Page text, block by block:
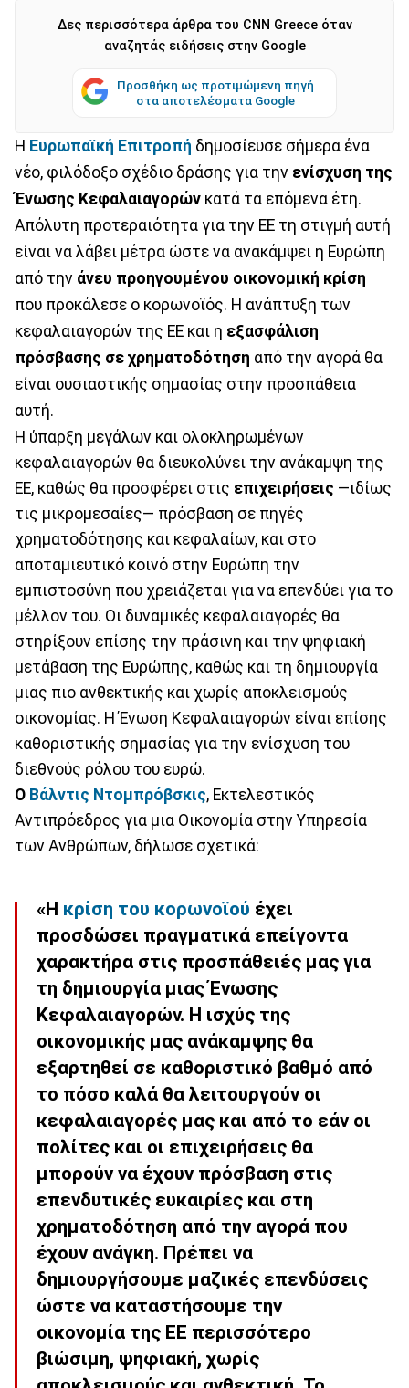
Δες περισσότερα άρθρα του CNN Greece όταν
αναζητάς ειδήσεις στην Google
Προσθήκη ως προτιμώμενη πηγή
στα αποτελέσματα Google
Η Ευρωπαϊκή Επιτροπή δημοσίευσε σήμερα ένα
νέο, φιλόδοξο σχέδιο δράσης για την ενίσχυση της
Ένωσης Κεφαλαιαγορών κατά τα επόμενα έτη.
Απόλυτη προτεραιότητα για την ΕΕ τη στιγμή αυτή
είναι να λάβει μέτρα ώστε να ανακάμψει η Ευρώπη
από την άνευ προηγουμένου οικονομική κρίση
που προκάλεσε ο κορωνοϊός. Η ανάπτυξη των
κεφαλαιαγορών της ΕΕ και η εξασφάλιση
πρόσβασης σε χρηματοδότηση από την αγορά θα
είναι ουσιαστικής σημασίας στην προσπάθεια
αυτή.
Η ύπαρξη μεγάλων και ολοκληρωμένων
κεφαλαιαγορών θα διευκολύνει την ανάκαμψη της
ΕΕ, καθώς θα προσφέρει στις επιχειρήσεις —ιδίως
τις μικρομεσαίες— πρόσβαση σε πηγές
χρηματοδότησης και κεφαλαίων, και στο
αποταμιευτικό κοινό στην Ευρώπη την
εμπιστοσύνη που χρειάζεται για να επενδύει για το
μέλλον του. Οι δυναμικές κεφαλαιαγορές θα
στηρίξουν επίσης την πράσινη και την ψηφιακή
μετάβαση της Ευρώπης, καθώς και τη δημιουργία
μιας πιο ανθεκτικής και χωρίς αποκλεισμούς
οικονομίας. Η Ένωση Κεφαλαιαγορών είναι επίσης
καθοριστικής σημασίας για την ενίσχυση του
διεθνούς ρόλου του ευρώ.
Ο Βάλντις Ντομπρόβσκις, Εκτελεστικός
Αντιπρόεδρος για μια Οικονομία στην Υπηρεσία
των Ανθρώπων, δήλωσε σχετικά:
«Η κρίση του κορωνοϊού έχει
προσδώσει πραγματικά επείγοντα
χαρακτήρα στις προσπάθειές μας για
τη δημιουργία μιας Ένωσης
Κεφαλαιαγορών. Η ισχύς της
οικονομικής μας ανάκαμψης θα
εξαρτηθεί σε καθοριστικό βαθμό από
το πόσο καλά θα λειτουργούν οι
κεφαλαιαγορές μας και από το εάν οι
πολίτες και οι επιχειρήσεις θα
μπορούν να έχουν πρόσβαση στις
επενδυτικές ευκαιρίες και στη
χρηματοδότηση από την αγορά που
έχουν ανάγκη. Πρέπει να
δημιουργήσουμε μαζικές επενδύσεις
ώστε να καταστήσουμε την
οικονομία της ΕΕ περισσότερο
βιώσιμη, ψηφιακή, χωρίς